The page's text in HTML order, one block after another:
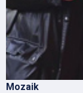
Mozaik